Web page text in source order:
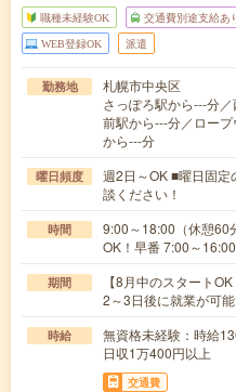
職種未経験OK 交通費別途支給あ
WEB登録OK 派遣
勤務地
札幌市中央区
さっぽろ駅から---分
前駅から---分／ロー
から---分
曜日頻度
週2日～OK ■曜日固定
談ください！
時間
9:00～18:00（休憩60
OK！早番 7:00～
期間
【8月中のスタート
2～3日後に就業が可能
時給
無資格未経験：時
日収1万400円以上
交通費